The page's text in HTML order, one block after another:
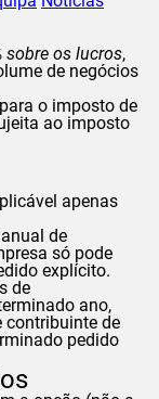
sobre os lucros,
de negócios
o imposto de
ao imposto
apenas
de
só pode
explícito.
de
ano,
contribuinte de
pedido